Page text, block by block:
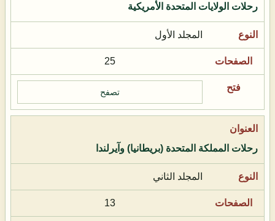
رحلات الولايات المتحدة الأمريكية
المجلد الأول
25
تصفح
رحلات المملكة المتحدة (بريطانيا) وآيرلندا
المجلد الثاني
13